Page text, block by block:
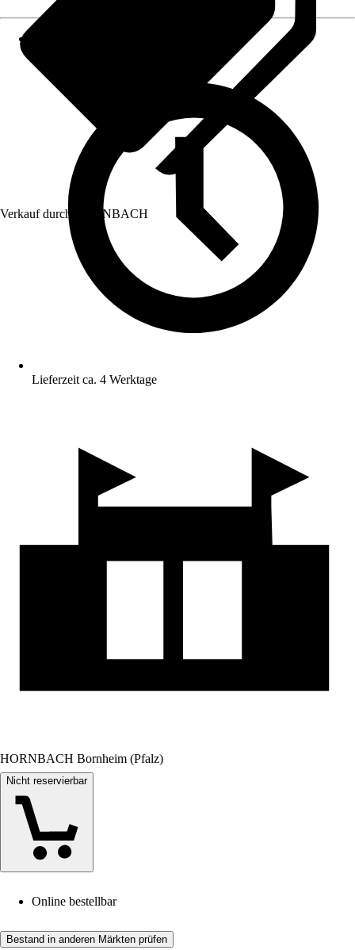
Verkauf durch: HORNBACH
Lieferzeit ca. 4 Werktage
HORNBACH Bornheim (Pfalz)
Nicht reservierbar
Online bestellbar
Bestand in anderen Märkten prüfen